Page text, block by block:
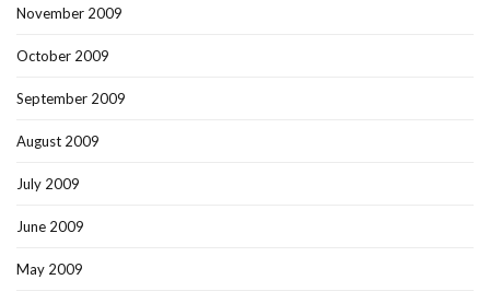
November 2009
October 2009
September 2009
August 2009
July 2009
June 2009
May 2009